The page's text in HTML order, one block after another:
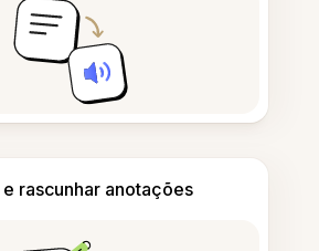
e rascunhar anotações